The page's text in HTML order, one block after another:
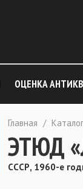
ОЦЕНКА
Главная /
ЭТЮД
СССР, 1960-е